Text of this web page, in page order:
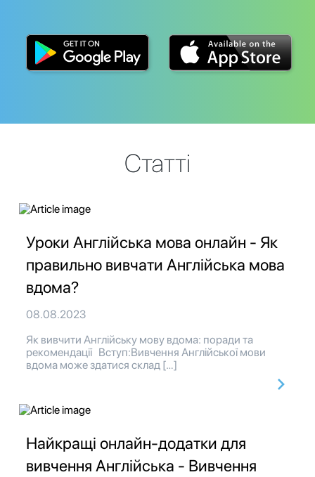
Статті
Уроки Англійська мова онлайн - Як
правильно вивчати Англійська мова
вдома?
08.08.2023
Як вивчити Англійську мову вдома: поради та
рекомендації Вступ:Вивчення Англійської мови
вдома може здатися склад […]
Найкращі онлайн-додатки для
вивчення Англійська - Вивчення